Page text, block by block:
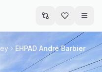
EHPAD André Barbier